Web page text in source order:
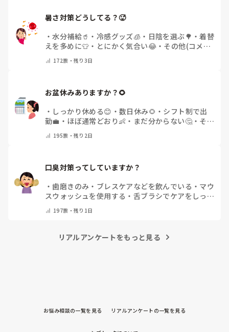
暑さ対策どうしてる？🥵
・水分補給🥤 ・ 冷感グッズ🧊 ・ 日陰を選ぶ🌳 ・着替
えを多めに👕 ・ とにかく気合い😂・ その他(コメン
172票・残り3日
お盆休みありますか？🌻
・ しっかり休める😊 ・ 数日休み🌻 ・ シフト制で出
勤💼 ・ ほぼ通常どおり👶 ・ まだ分からない🤔・ その
195票・残り2日
口臭対策ってしていますか？
・歯磨きのみ ・ ブレスケアなどを飲んでいる ・ マウ
スウォッシュを使用する ・ 舌ブラシでケアをしっか
の他(コメントで教えて下さい)
197票・残り1日
リアルアンケートをもっと見る
お悩み相談の一覧を見る リアルアンケートの一覧を見る